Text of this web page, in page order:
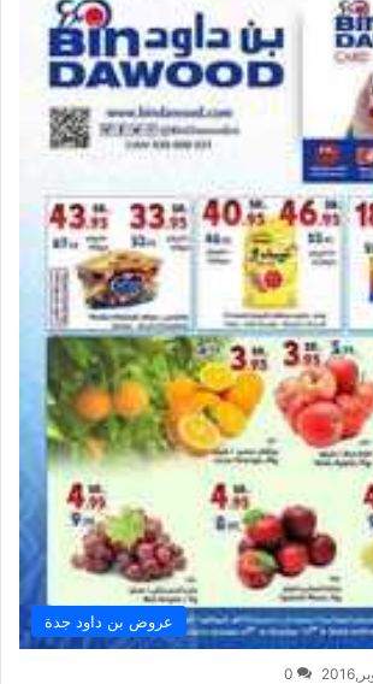
عروض بن داود جدة
0